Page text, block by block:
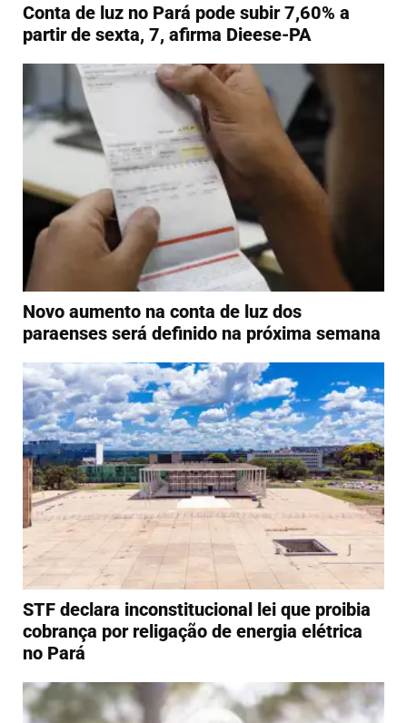
Conta de luz no Pará pode subir 7,60% a
partir de sexta, 7, afirma Dieese-PA
Novo aumento na conta de luz dos
paraenses será definido na próxima semana
STF declara inconstitucional lei que proibia
cobrança por religação de energia elétrica
no Pará